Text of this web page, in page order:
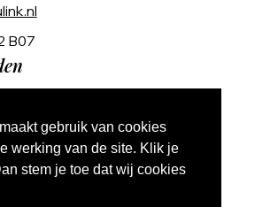
gebruik van cookies
werking van de site. Klik je
stem je toe dat wij cookies
B07
- 17:00